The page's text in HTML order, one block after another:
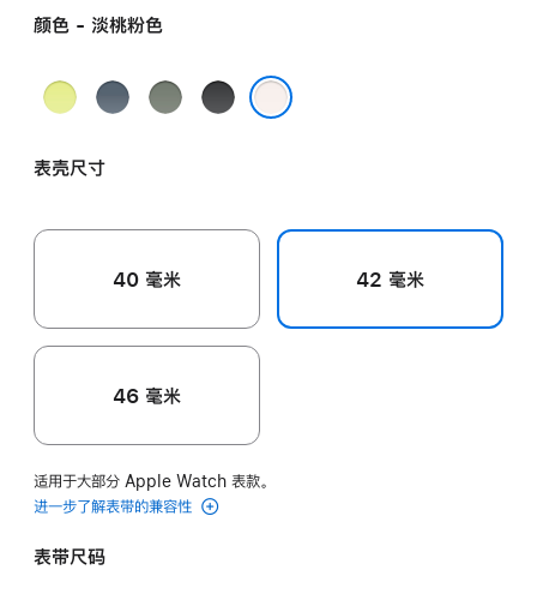
颜色 - 淡桃粉色
霓
黄
铁
蓝
灰
黑
表壳尺寸
40 毫米 42 毫米
46 毫米
适用于大部分 Apple Watch 表款。
进一步了解表带的兼容性
表带尺码